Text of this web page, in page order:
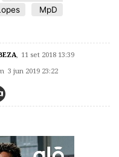
MpD
11 set 2018 13:39
3 jun 2019 23:22